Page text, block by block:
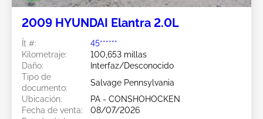
2009 HYUNDAI Elantra 2.0L
Ít #:
45******
Kilometraje:
100,653 millas
Daño:
Interfaz/Desconocido
Tipo de
documento:
Salvage Pennsylvania
Ubicación:
PA - CONSHOHOCKEN
Fecha de venta:
08/07/2026